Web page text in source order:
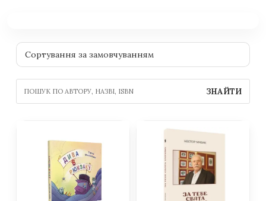
ЗНАЙТИ